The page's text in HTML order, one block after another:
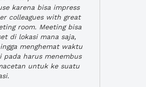
karena bisa impress
colleagues with great
room. Meeting bisa
di lokasi mana saja,
menghemat waktu
pada harus menembus
untuk ke suatu